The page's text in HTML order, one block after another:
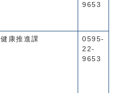
9653
健康推進課
0595-
22-
9653